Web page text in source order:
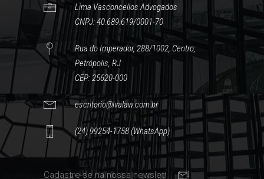
Lima Vasconcellos Advogados
CNPJ: 40.689.619/0001-70
Rua do Imperador, 288/1002, Centro,
Petrópolis, RJ
CEP: 25620-000
escritorio@lvalaw.com.br
(24) 99254-1758 (WhatsApp)